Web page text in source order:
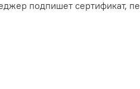
подпишет сертификат,